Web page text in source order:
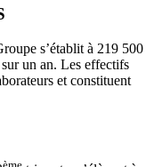
s’établit à 219 500
un an. Les effectifs
et constituent